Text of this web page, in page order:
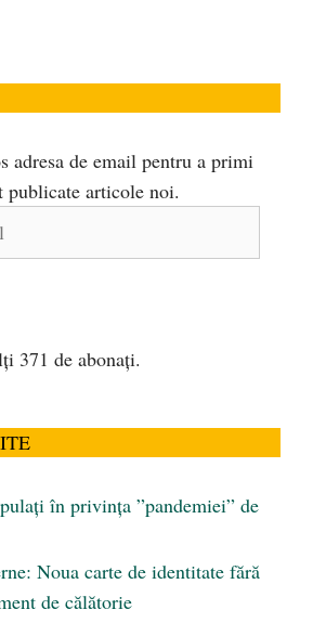
adresa de email pentru a primi
articole noi.
371 de abonați.
în privința ”pandemiei” de
Noua carte de identitate fără
de călătorie